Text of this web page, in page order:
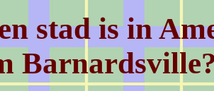
stad is in